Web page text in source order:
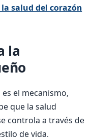
salud del corazón
la
el mecanismo,
que la salud
controla a través de
de vida.